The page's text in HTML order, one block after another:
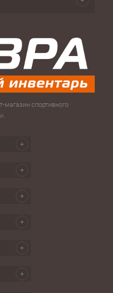
магазин спортивного